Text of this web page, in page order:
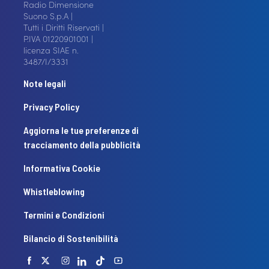
Radio Dimensione
Suono S.p.A |
Tutti i Diritti Riservati |
P.IVA 01220901001 |
licenza SIAE n.
3487/I/3331
Note legali
Privacy Policy
Aggiorna le tue preferenze di
tracciamento della pubblicità
Informativa Cookie
Whistleblowing
Termini e Condizioni
Bilancio di Sostenibilità